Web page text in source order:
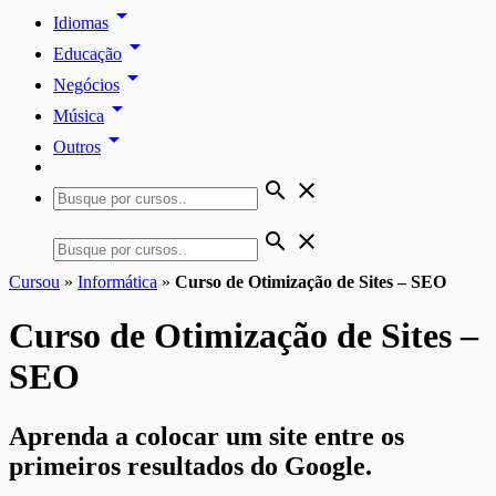
Idiomas arrow_drop_down
Educação arrow_drop_down
Negócios arrow_drop_down
Música arrow_drop_down
Outros arrow_drop_down
search close
search close
Cursou » Informática » Curso de Otimização de Sites – SEO
Curso de Otimização de Sites –
SEO
Aprenda a colocar um site entre os
primeiros resultados do Google.